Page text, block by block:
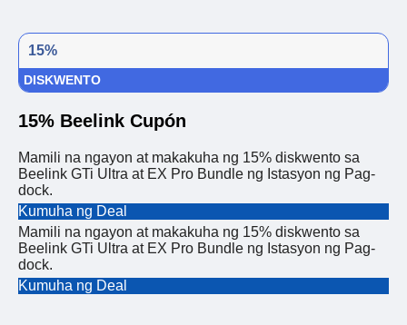
15%
DISKWENTO
15% Beelink Cupón
Mamili na ngayon at makakuha ng 15% diskwento sa
Beelink GTi Ultra at EX Pro Bundle ng Istasyon ng Pag-
dock.
Kumuha ng Deal
Mamili na ngayon at makakuha ng 15% diskwento sa
Beelink GTi Ultra at EX Pro Bundle ng Istasyon ng Pag-
dock.
Kumuha ng Deal